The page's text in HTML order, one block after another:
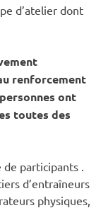
d’atelier dont
renforcement
ont
toutes des
participants .
d’entraîneurs
physiques,